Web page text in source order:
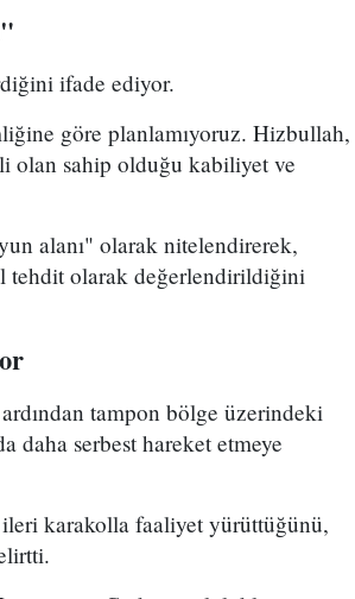
ifade ediyor.
göre planlamıyoruz. Hizbullah,
olan sahip olduğu kabiliyet ve
alanı" olarak nitelendirerek,
tehdit olarak değerlendirildiğini
tampon bölge üzerindeki
daha serbest hareket etmeye
ileri karakolla faaliyet yürüttüğünü,